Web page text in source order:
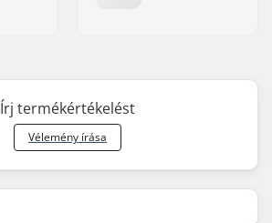
Írj termékértékelést
Vélemény írása